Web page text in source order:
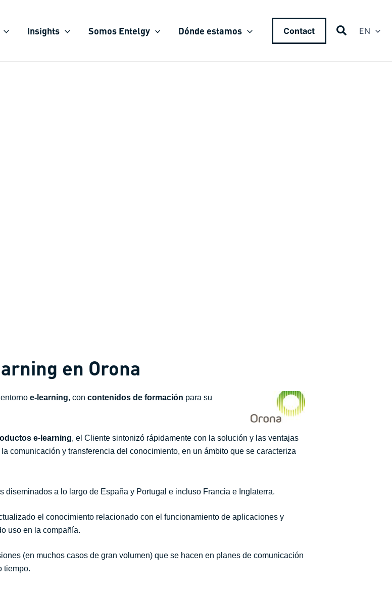
Insights Somos Entelgy Dónde estamos Contact EN
en Orona
e-learning, con contenidos de formación para su
e-learning, el Cliente sintonizó rápidamente con la solución y las ventajas
comunicación y transferencia del conocimiento, en un ámbito que se caracteriza
diseminados a lo largo de España y Portugal e incluso Francia e Inglaterra.
el conocimiento relacionado con el funcionamiento de aplicaciones y
uso en la compañía.
(en muchos casos de gran volumen) que se hacen en planes de comunicación
tiempo.